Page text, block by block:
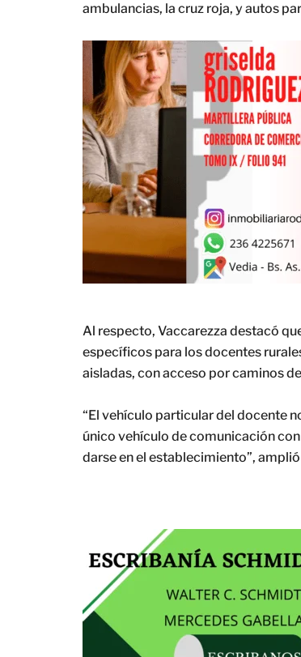
ambulancias, la cruz roja, y autos
Al respecto, Vaccarezza destacó
específicos para los docentes
aisladas, con acceso por caminos
“El vehículo particular del docente
único vehículo de comunicación
darse en el establecimiento”,